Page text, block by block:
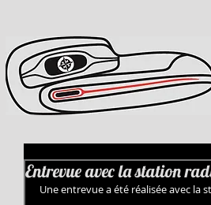
Entrevue avec la station
Une entrevue a été réalisée avec la